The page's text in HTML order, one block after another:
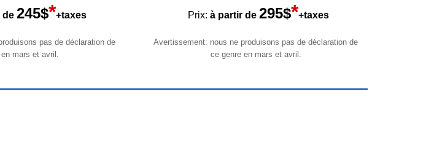
de 245$*+taxes
pas de déclaration de
mars et avril.
Prix: à partir de 295$*+taxes
Avertissement: nous ne produisons pas de déclaration de
ce genre en mars et avril.